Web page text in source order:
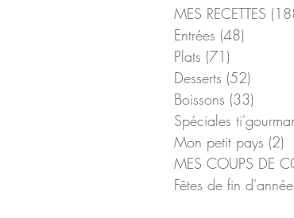
MES RECETTES
Entrées (48)
Plats (71)
Desserts (52)
Boissons (33)
Spéciales
Mon petit pays (2)
MES COUPS DE
Fêtes de fin d'année